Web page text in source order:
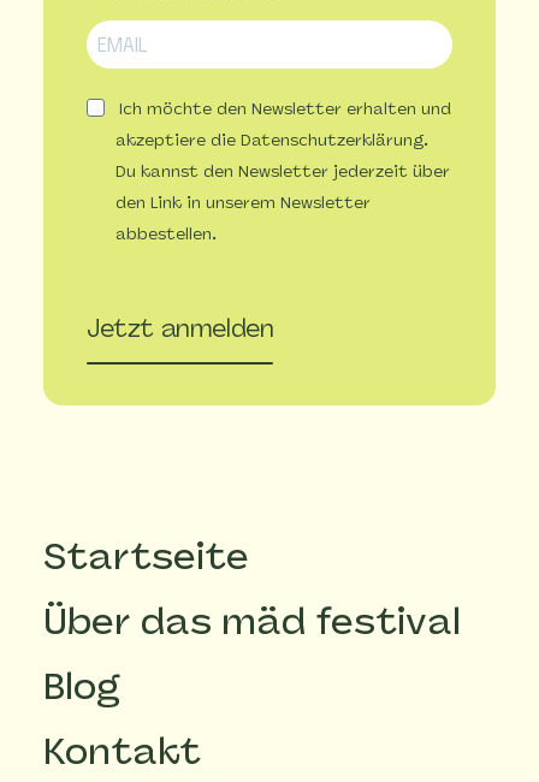
Ich möchte den Newsletter erhalten und
akzeptiere die Datenschutzerklärung.
Du kannst den Newsletter jederzeit über
den Link in unserem Newsletter
abbestellen.
Jetzt anmelden
Startseite
Über das mäd festival
Blog
Kontakt